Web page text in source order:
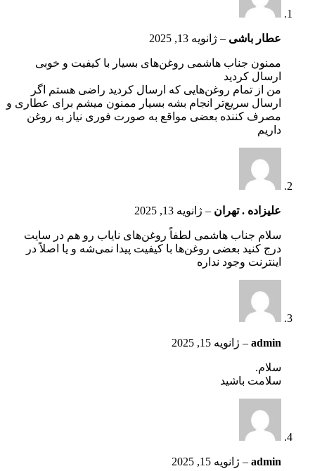
عطار باشی – ژانویه 13, 2025
ممنون جناب هاشمی روغن‌های بسیار با کیفیت و خوبی
ارسال کردید
من از تمام روغن‌هایی که ارسال کردید راضی هستم اگر
ارسال سریع‌تر انجام بشه بسیار ممنون میشم برای عطاری و
مصرف کننده بعضی مواقع به صورت فوری نیاز به روغن
داریم
علیزاده . تهران – ژانویه 13, 2025
سلام جناب هاشمی لطفاً روغن‌های نایاب رو هم در سایت
درج کنید بعضی روغن‌ها با کیفیت پیدا نمی‌شه و یا اصلاً در
اینترنت وجود نداره
admin
– ژانویه 15, 2025
سلام.
سلامت باشید
admin
– ژانویه 15, 2025